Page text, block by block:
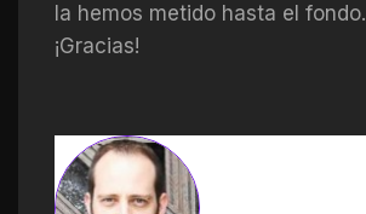
la hemos metido hasta el fondo.
¡Gracias!